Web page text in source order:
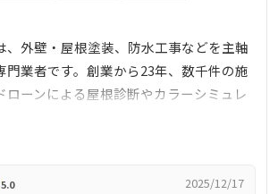
、外壁・屋根塗装、防水工事などを主軸
門業者です。創業から23年、数千件の施
ローンによる屋根診断やカラーシミュレ
顧客と職人との意思疎通に配慮した丁
を採用し、環境や臭いにも配慮した水性
い機能性塗料も提供。見積りは明確で分
5.0 2025/12/17